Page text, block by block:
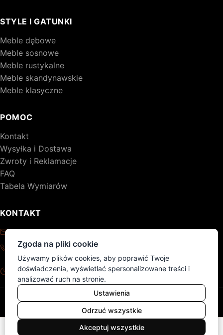
STYLE I GATUNKI
Meble dębowe
Meble sosnowe
Meble rustykalne
Meble skandynawskie
Meble klasyczne
POMOC
Kontakt
Wysyłka i Dostawa
Zwroty i Reklamacje
FAQ
Tabela Wymiarów
KONTAKT
kontakt@drewniane-meble.pl
+48 795 776 620
Pon - Pt: 8:00 - 17:00
Sob - Nd: nieczynne
© 2026 DM. Wszelkie prawa zastrzeżone.
Polityka Prywatności
Regulamin
Zgoda na pliki cookie
Używamy plików cookies, aby poprawić Twoje
doświadczenia, wyświetlać spersonalizowane treści i
analizować ruch na stronie.
Ustawienia
Odrzuć wszystkie
Akceptuj wszystkie